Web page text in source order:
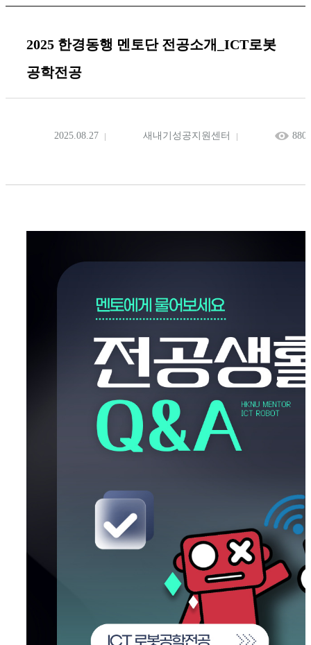
2025 한경동행 멘토단 전공소개_ICT로봇
공학전공
2025.08.27 새내기성공지원센터 880